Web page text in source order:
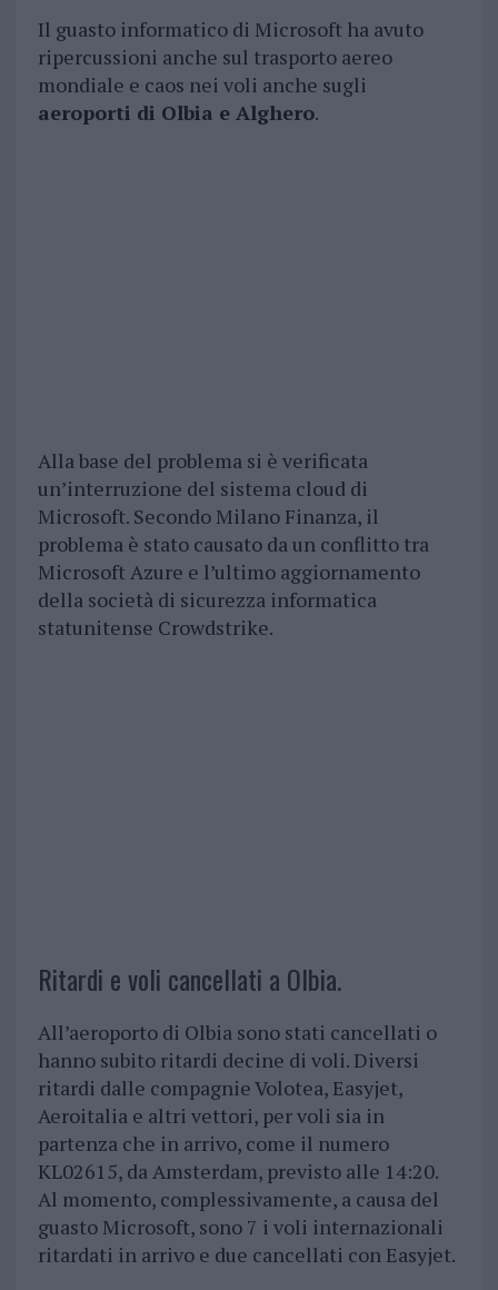
Il guasto informatico di Microsoft ha avuto
ripercussioni anche sul trasporto aereo
mondiale e caos nei voli anche sugli
aeroporti di Olbia e Alghero.
Alla base del problema si è verificata
un’interruzione del sistema cloud di
Microsoft. Secondo Milano Finanza, il
problema è stato causato da un conflitto tra
Microsoft Azure e l’ultimo aggiornamento
della società di sicurezza informatica
statunitense Crowdstrike.
Ritardi e voli cancellati a Olbia.
All’aeroporto di Olbia sono stati cancellati o
hanno subito ritardi decine di voli. Diversi
ritardi dalle compagnie Volotea, Easyjet,
Aeroitalia e altri vettori, per voli sia in
partenza che in arrivo, come il numero
KL02615, da Amsterdam, previsto alle 14:20.
Al momento, complessivamente, a causa del
guasto Microsoft, sono 7 i voli internazionali
ritardati in arrivo e due cancellati con Easyjet.